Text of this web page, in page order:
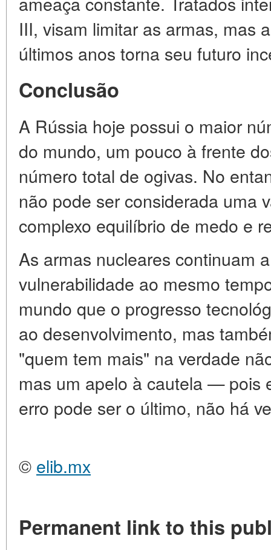
III, visam limitar as armas, mas
últimos anos torna seu futuro
Conclusão
A Rússia hoje possui o maior
do mundo, um pouco à frente
número total de ogivas. No
não pode ser considerada uma
complexo equilíbrio de medo e
As armas nucleares continuam
vulnerabilidade ao mesmo
mundo que o progresso
ao desenvolvimento, mas
"quem tem mais" na verdade
mas um apelo à cautela — pois
erro pode ser o último, não há
© elib.mx
Permanent link to this